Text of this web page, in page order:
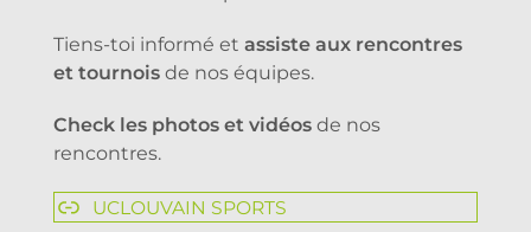
Tiens-toi informé et assiste aux rencontres
et tournois de nos équipes.
Check les photos et vidéos de nos
rencontres.
UCLOUVAIN SPORTS